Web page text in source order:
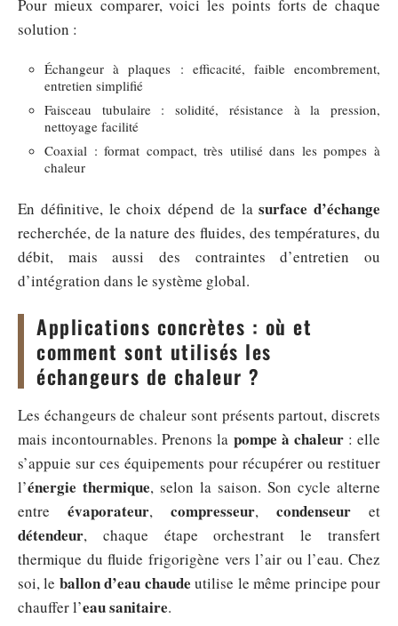
Pour mieux comparer, voici les points forts de chaque
solution :
Échangeur à plaques : efficacité, faible encombrement,
entretien simplifié
Faisceau tubulaire : solidité, résistance à la pression,
nettoyage facilité
Coaxial : format compact, très utilisé dans les pompes à
chaleur
En définitive, le choix dépend de lasurface d’échange
recherchée, de la nature des fluides, des températures, du
débit, mais aussi des contraintes d’entretien ou
d’intégration dans le système global.
Applications concrètes : où et
comment sont utilisés les
échangeurs de chaleur ?
Les échangeurs de chaleur sont présents partout, discrets
mais incontournables. Prenons la pompe à chaleur: elle
s’appuie sur ces équipements pour récupérer ou restituer
l’énergie thermique, selon la saison. Son cycle alterne
entre évaporateur, compresseur, condenseur et
détendeur, chaque étape orchestrant le transfert
thermique du fluide frigorigène vers l’air ou l’eau. Chez
soi, le ballon d’eau chaude utilise le même principe pour
chauffer l’eau sanitaire.